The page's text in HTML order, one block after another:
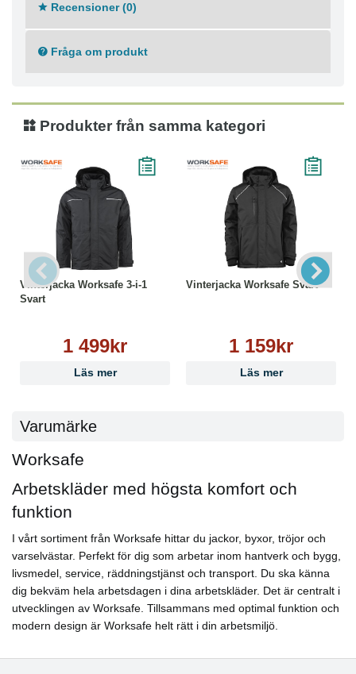
Huvudtyg: 94% Polyester 6% Elastan
Svarta partier: 100% Polyester
Maskintvätt 60°C
Ej strykning
Ej kemtvätt
Recensioner (0)
Fråga om produkt
Produkter från samma kategori
Vinterjacka Worksafe 3-i-1
Svart
1 499kr
Läs mer
Vinterjacka Worksafe Svart
1 159kr
Läs mer
Varumärke
Worksafe
Arbetskläder med högsta komfort och
funktion
I vårt sortiment från Worksafe hittar du jackor, byxor, tröjor och
varselvästar. Perfekt för dig som arbetar inom hantverk och bygg,
livsmedel, service, räddningstjänst och transport. Du ska känna
dig bekväm hela arbetsdagen i dina arbetskläder. Det är centralt i
utvecklingen av Worksafe. Tillsammans med optimal funktion och
modern design är Worksafe helt rätt i din arbetsmiljö.